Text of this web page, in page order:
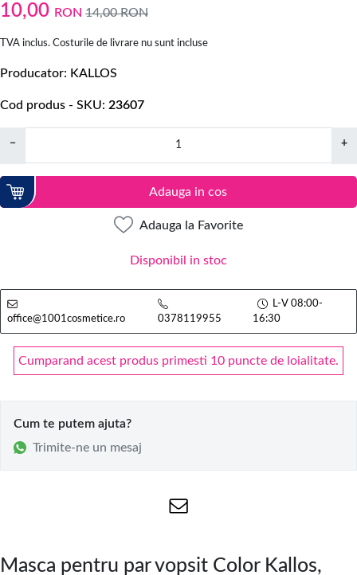
10,00 RON 14,00RON
TVA inclus. Costurile de livrare nu sunt incluse
Producator KALLOS
Cod produs - SKU 23607
− +
Adauga in cos
Adauga la Favorite
Disponibil in stoc
office@1001cosmetice.ro 0378119955
L-V 08:00-
16:30
Cumparand acest produs primesti 10 puncte de loialitate.
Cum te putem ajuta?
Trimite-ne un mesaj
Masca pentru par vopsit Color Kallos,